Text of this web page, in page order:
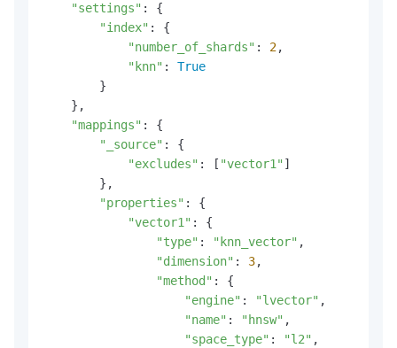
"settings" : {
"index" : {
"number_of_shards" : 2,
"knn" : True
        }
    },
"mappings" : {
"_source" : {
"excludes" : [ "vector1" ]
        },
"properties" : {
"vector1" : {
"type" : "knn_vector" ,
"dimension" : 3,
"method" : {
"engine" : "lvector" ,
"name" : "hnsw" ,
"space_type" : "l2" ,